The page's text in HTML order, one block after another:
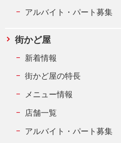
アルバイト・パート募集
街かど屋
新着情報
街かど屋の特長
メニュー情報
店舗一覧
アルバイト・パート募集